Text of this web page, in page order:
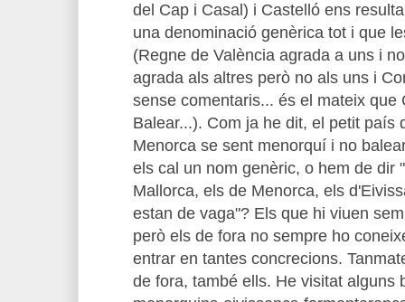
del Cap i Casal) i Castelló ens
una denominació genèrica tot i que
(Regne de València agrada a uns i
agrada als altres però no als uns i
sense comentaris... és el mateix que
Balear...). Com ja he dit, el petit país
Menorca se sent menorquí i no
els cal un nom genèric, o hem de dir
Mallorca, els de Menorca, els
estan de vaga"? Els que hi viuen
però els de fora no sempre ho
entrar en tantes concrecions.
de fora, també ells. He visitat alguns